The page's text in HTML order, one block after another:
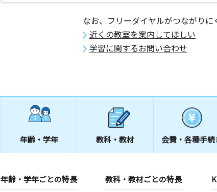
愛知県岡崎市矢作町字西河原５－５
桜井教室
水 木 金 土
日
2歳～高校生
愛知県岡崎市上和田町字南天白５－１ エルエル
弁天町教室
0歳～高校生
愛知県安城市弁天町５－１４
なお、フリーダイヤルがつながりに
近くの教室を案内してほしい
学習に関するお問い合わせ
年齢・学年 教科・教材 会費・ 各種手続
年齢・学年ごとの特長 教科・教材ごとの特長